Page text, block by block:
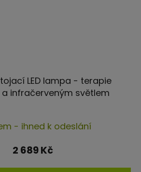
LED lampa - terapie
infračerveným světlem
- ihned k odeslání
2 689 Kč